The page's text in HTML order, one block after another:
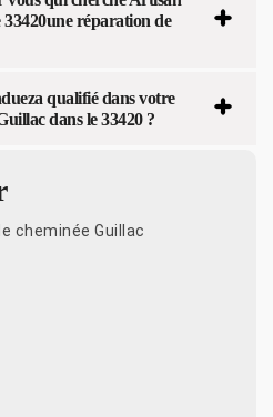
réparation de
qualifié dans votre
dans le 33420 ?
cheminée Guillac